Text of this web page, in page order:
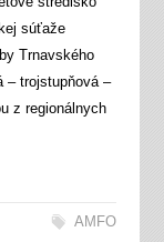
súťaže
Trnavského
– trojstupňová –
z regionálnych
AMFO